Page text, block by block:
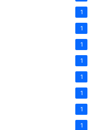
1
1
1
1
1
1
1
1